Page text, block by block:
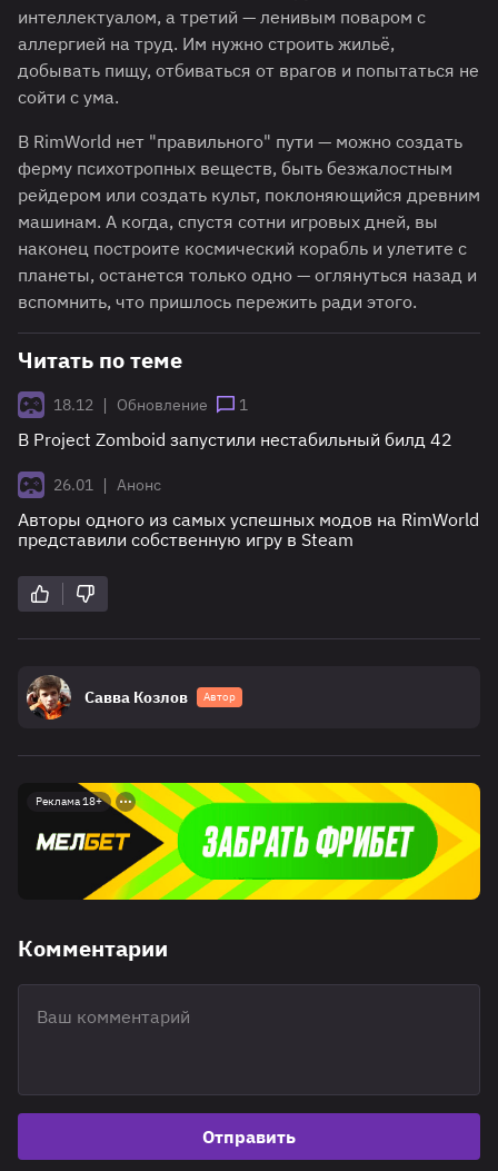
интеллектуалом, а третий — ленивым поваром с
аллергией на труд. Им нужно строить жильё,
добывать пищу, отбиваться от врагов и попытаться не
сойти с ума.
В RimWorld нет "правильного" пути — можно создать
ферму психотропных веществ, быть безжалостным
рейдером или создать культ, поклоняющийся древним
машинам. А когда, спустя сотни игровых дней, вы
наконец построите космический корабль и улетите с
планеты, останется только одно — оглянуться назад и
вспомнить, что пришлось пережить ради этого.
Читать по теме
18.12 | Обновление 1
В Project Zomboid запустили нестабильный билд 42
26.01 | Анонс
Авторы одного из самых успешных модов на RimWorld
представили собственную игру в Steam
Савва Козлов Автор
Реклама 18+
Комментарии
Отправить